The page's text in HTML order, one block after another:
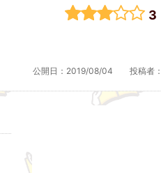
3
公開日： 2019/08/04 投稿者：